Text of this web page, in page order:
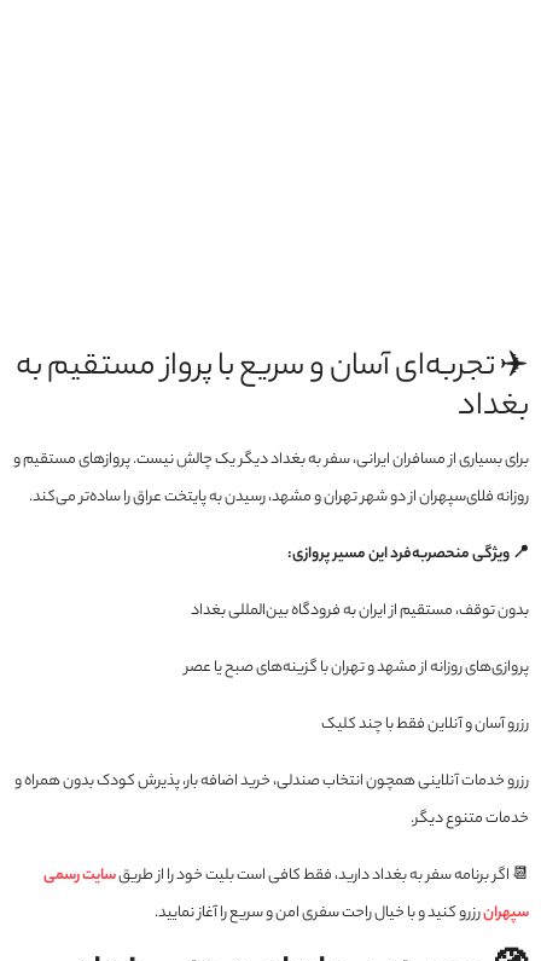
✈️ تجربه‌ای آسان و سریع با پرواز مستقیم به
بغداد
برای بسیاری از مسافران ایرانی، سفر به بغداد دیگر یک چالش نیست. پروازهای مستقیم و
روزانه فلای‌سپهران از دو شهر تهران و مشهد، رسیدن به پایتخت عراق را ساده‌تر می‌کند.
📍 ویژگی منحصربه‌فرد این مسیر پروازی:
بدون توقف، مستقیم از ایران به فرودگاه بین‌المللی بغداد
پروازی‌های روزانه از مشهد و تهران با گزینه‌های صبح یا عصر
رزرو آسان و آنلاین فقط با چند کلیک
رزرو خدمات آنلاینی همچون انتخاب صندلی، خرید اضافه بار، پذیرش کودک بدون همراه و
خدمات متنوع دیگر.
📆 اگر برنامه سفر به بغداد دارید، فقط کافی است بلیت خود را از طریقسایت رسمی
سپهرانرزرو کنید و با خیال راحت سفری امن و سریع را آغاز نمایید.